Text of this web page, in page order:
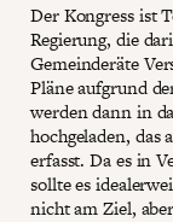
Der Kongress ist
Regierung, die
Gemeinderäte
Pläne aufgrund
werden dann in
hochgeladen, das
erfasst. Da es in
sollte es
nicht am Ziel,